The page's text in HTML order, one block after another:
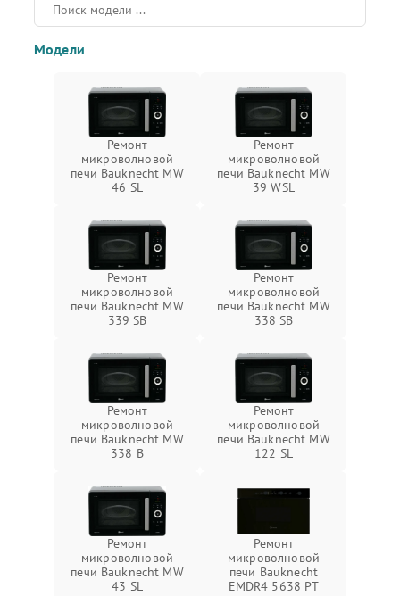
Модели
Ремонт
микроволновой
печи Bauknecht MW
46 SL
Ремонт
микроволновой
печи Bauknecht MW
39 WSL
Ремонт
микроволновой
печи Bauknecht MW
339 SB
Ремонт
микроволновой
печи Bauknecht MW
338 SB
Ремонт
микроволновой
печи Bauknecht MW
338 B
Ремонт
микроволновой
печи Bauknecht MW
122 SL
Ремонт
микроволновой
печи Bauknecht MW
43 SL
Ремонт
микроволновой
печи Bauknecht
EMDR4 5638 PT